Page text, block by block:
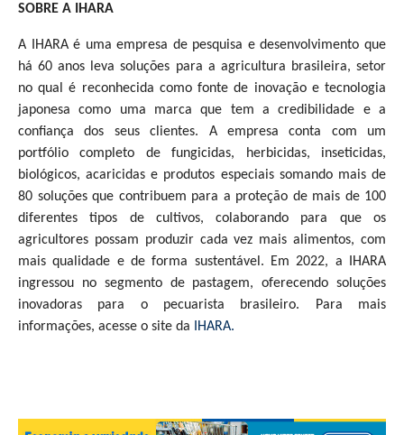
SOBRE A IHARA
A IHARA é uma empresa de pesquisa e desenvolvimento que
há 60 anos leva soluções para a agricultura brasileira, setor
no qual é reconhecida como fonte de inovação e tecnologia
japonesa como uma marca que tem a credibilidade e a
confiança dos seus clientes. A empresa conta com um
portfólio completo de fungicidas, herbicidas, inseticidas,
biológicos, acaricidas e produtos especiais somando mais de
80 soluções que contribuem para a proteção de mais de 100
diferentes tipos de cultivos, colaborando para que os
agricultores possam produzir cada vez mais alimentos, com
mais qualidade e de forma sustentável. Em 2022, a IHARA
ingressou no segmento de pastagem, oferecendo soluções
inovadoras para o pecuarista brasileiro. Para mais
informações, acesse o site da
IHARA.